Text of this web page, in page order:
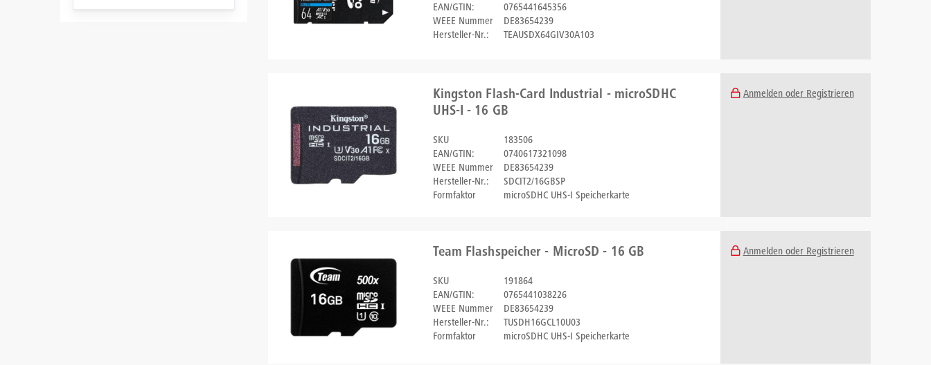
EAN/GTIN:
0765441645356
WEEE Nummer
DE83654239
Hersteller-Nr.:
TEAUSDX64GIV30A103
Kingston Flash-Card Industrial - microSDHC
UHS-I - 16 GB
SKU
183506
EAN/GTIN:
0740617321098
WEEE Nummer
DE83654239
Hersteller-Nr.:
SDCIT2/16GBSP
Formfaktor
microSDHC UHS-I Speicherkarte
Anmelden oder Registrieren
Team Flashspeicher - MicroSD - 16 GB
SKU
191864
EAN/GTIN:
0765441038226
WEEE Nummer
DE83654239
Hersteller-Nr.:
TUSDH16GCL10U03
Formfaktor
microSDHC UHS-I Speicherkarte
Anmelden oder Registrieren